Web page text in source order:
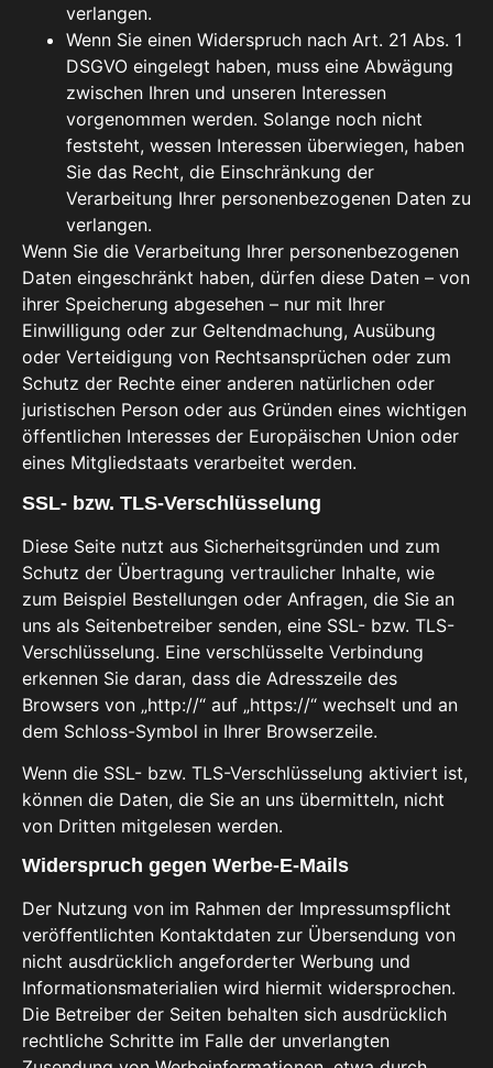
verlangen.
Wenn Sie einen Widerspruch nach Art. 21 Abs. 1
DSGVO eingelegt haben, muss eine Abwägung
zwischen Ihren und unseren Interessen
vorgenommen werden. Solange noch nicht
feststeht, wessen Interessen überwiegen, haben
Sie das Recht, die Einschränkung der
Verarbeitung Ihrer personenbezogenen Daten zu
verlangen.
Wenn Sie die Verarbeitung Ihrer personenbezogenen
Daten eingeschränkt haben, dürfen diese Daten – von
ihrer Speicherung abgesehen – nur mit Ihrer
Einwilligung oder zur Geltendmachung, Ausübung
oder Verteidigung von Rechtsansprüchen oder zum
Schutz der Rechte einer anderen natürlichen oder
juristischen Person oder aus Gründen eines wichtigen
öffentlichen Interesses der Europäischen Union oder
eines Mitgliedstaats verarbeitet werden.
SSL- bzw. TLS-Verschlüsselung
Diese Seite nutzt aus Sicherheitsgründen und zum
Schutz der Übertragung vertraulicher Inhalte, wie
zum Beispiel Bestellungen oder Anfragen, die Sie an
uns als Seitenbetreiber senden, eine SSL- bzw. TLS-
Verschlüsselung. Eine verschlüsselte Verbindung
erkennen Sie daran, dass die Adresszeile des
Browsers von „http://“ auf „https://“ wechselt und an
dem Schloss-Symbol in Ihrer Browserzeile.
Wenn die SSL- bzw. TLS-Verschlüsselung aktiviert ist,
können die Daten, die Sie an uns übermitteln, nicht
von Dritten mitgelesen werden.
Widerspruch gegen Werbe-E-Mails
Der Nutzung von im Rahmen der Impressumspflicht
veröffentlichten Kontaktdaten zur Übersendung von
nicht ausdrücklich angeforderter Werbung und
Informationsmaterialien wird hiermit widersprochen.
Die Betreiber der Seiten behalten sich ausdrücklich
rechtliche Schritte im Falle der unverlangten